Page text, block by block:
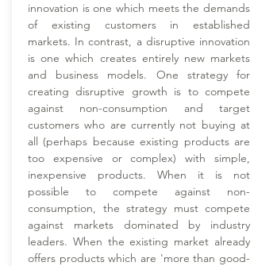
innovation is one which meets the demands
of existing customers in established
markets. In contrast, a disruptive innovation
is one which creates entirely new markets
and business models. One strategy for
creating disruptive growth is to compete
against non-consumption and target
customers who are currently not buying at
all (perhaps because existing products are
too expensive or complex) with simple,
inexpensive products. When it is not
possible to compete against non-
consumption, the strategy must compete
against markets dominated by industry
leaders. When the existing market already
offers products which are 'more than good-